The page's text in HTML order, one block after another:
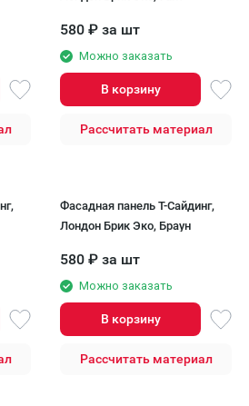
580 ₽ за шт
Можно заказать
В корзину
Рассчитать материал
Фасадная панель T-Сайдинг,
Лондон Брик Эко, Браун
580 ₽ за шт
Можно заказать
В корзину
Рассчитать материал